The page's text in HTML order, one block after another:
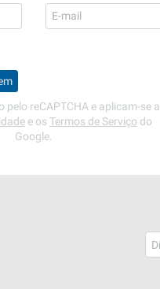
pelo reCAPTCHA e aplicam-se a
e osTermos de Serviço do
Google.